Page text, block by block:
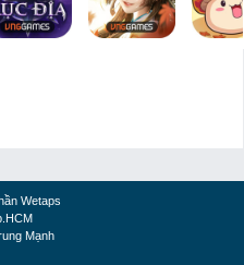
Wetaps
Mạnh